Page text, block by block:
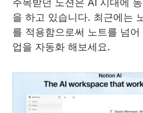
주목받던 노션은 AI 시대에
을 하고 있습니다. 최근에는
를 적용함으로써 노트를 넘
업을 자동화 해보세요.